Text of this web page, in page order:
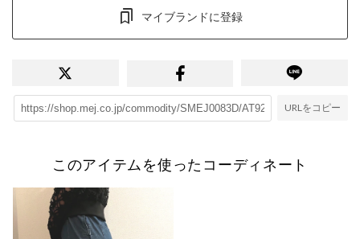
マイブランドに登録
URLをコピー
このアイテムを使ったコーディネート